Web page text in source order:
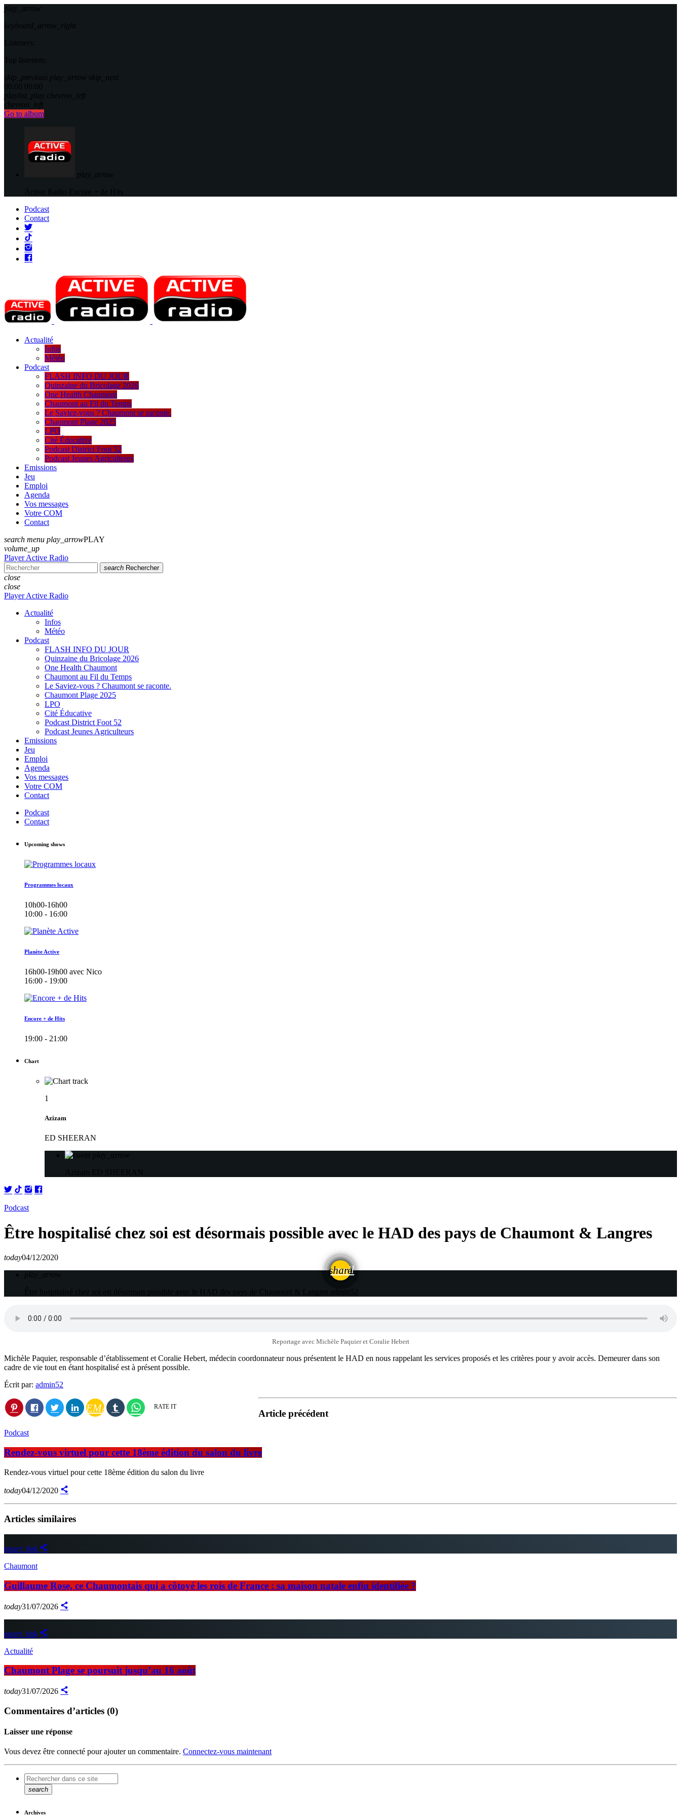
play_arrow
keyboard_arrow_right
Listeners:
Top listeners:
skip_previous play_arrow skip_next
00:00 00:00
playlist_play chevron_left
chevron_left
Go to album
play_arrow
Active Radio Encore + de Hits
Podcast
Contact
Actualité
Infos
Météo
Podcast
FLASH INFO DU JOUR
Quinzaine du Bricolage 2026
One Health Chaumont
Chaumont au Fil du Temps
Le Saviez-vous ? Chaumont se raconte.
Chaumont Plage 2025
LPO
Cité Éducative
Podcast District Foot 52
Podcast Jeunes Agriculteurs
Emissions
Jeu
Emploi
Agenda
Vos messages
Votre COM
Contact
search menu play_arrowPLAY
volume_up
Player Active Radio
search Rechercher
close
close
Player Active Radio
Actualité
Infos
Météo
Podcast
FLASH INFO DU JOUR
Quinzaine du Bricolage 2026
One Health Chaumont
Chaumont au Fil du Temps
Le Saviez-vous ? Chaumont se raconte.
Chaumont Plage 2025
LPO
Cité Éducative
Podcast District Foot 52
Podcast Jeunes Agriculteurs
Emissions
Jeu
Emploi
Agenda
Vos messages
Votre COM
Contact
Podcast
Contact
Upcoming shows
Programmes locaux
10h00-16h00
10:00 - 16:00
Planète Active
16h00-19h00 avec Nico
16:00 - 19:00
Encore + de Hits
19:00 - 21:00
Chart
1
Azizam
ED SHEERAN
play_arrow
Azizam
ED SHEERAN
Podcast
Être hospitalisé chez soi est désormais possible avec le HAD des pays de Chaumont & Langres
today04/12/2020
share
email
play_arrow
Être hospitalisé chez soi est désormais possible avec le HAD des pays de Chaumont & Langres
admin52
Reportage avec Michèle Paquier et Coralie Hebert
Michèle Paquier, responsable d’établissement et Coralie Hebert, médecin coordonnateur nous présentent le HAD en nous rappelant les services proposés et les critères pour y avoir accès. Demeurer dans son
cadre de vie tout en étant hospitalisé est à présent possible.
Écrit par: admin52
EMAIL RATE IT
Article précédent
Podcast
Rendez-vous virtuel pour cette 18ème édition du salon du livre
Rendez-vous virtuel pour cette 18ème édition du salon du livre
today04/12/2020
Articles similaires
insert_link
Chaumont
Guillaume Rose, ce Chaumontais qui a côtoyé les rois de France : sa maison natale enfin identifiée ?
today31/07/2026
insert_link
Actualité
Chaumont Plage se poursuit jusqu’au 16 août
today31/07/2026
Commentaires d’articles (0)
Laisser une réponse
Vous devez être connecté pour ajouter un commentaire. Connectez-vous maintenant
search
Archives